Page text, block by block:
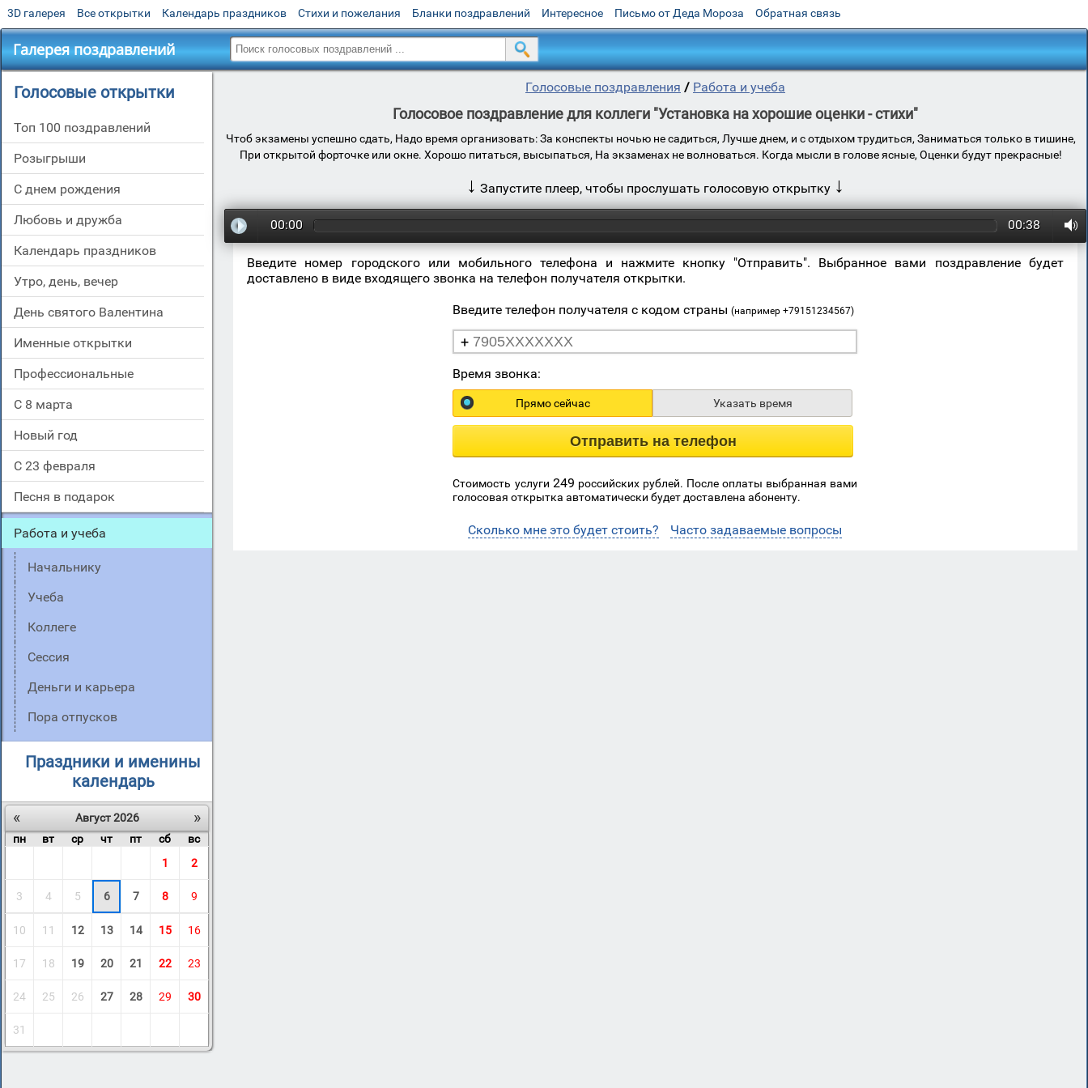
3D галерея Все открытки Календарь праздников Стихи и пожелания Бланки поздравлений Интересное Письмо от Деда Мороза Обратная связь
Галерея поздравлений
Голосовые открытки
Топ 100 поздравлений
Розыгрыши
С днем рождения
Любовь и дружба
Календарь праздников
Утро, день, вечер
День святого Валентина
Именные открытки
Профессиональные
С 8 марта
Новый год
С 23 февраля
Песня в подарок
Работа и учеба
Начальнику
Учеба
Коллеге
Сессия
Деньги и карьера
Пора отпусков
Праздники и именины
календарь
«
»
Август 2026
пн
вт ср чт пт сб
вс
1
2
3 4 5 6 7 8 9
10 11 12 13 14 15 16
17 18 19 20 21 22 23
24 25 26 27 28 29 30
31
Голосовые поздравления / Работа и учеба
Голосовое поздравление для коллеги "Установка на хорошие оценки - стихи"
Чтоб экзамены успешно сдать, Надо время организовать: За конспекты ночью не садиться, Лучше днем, и с отдыхом трудиться, Заниматься только в тишине,
При открытой форточке или окне. Хорошо питаться, высыпаться, На экзаменах не волноваться. Когда мысли в голове ясные, Оценки будут прекрасные!
↓ Запустите плеер, чтобы прослушать голосовую открытку ↓
00:00 00:38
Введите номер городского или мобильного телефона и нажмите кнопку "Отправить". Выбранное вами поздравление будет
доставлено в виде входящего звонка на телефон получателя открытки.
Введите телефон получателя с кодом страны(например +79151234567)
+
Время звонка:
Прямо сейчас Указать время
Отправить на телефон
Стоимость услуги 249 российских рублей. После оплаты выбранная вами
голосовая открытка автоматически будет доставлена абоненту.
Сколько мне это будет стоить? Часто задаваемые вопросы